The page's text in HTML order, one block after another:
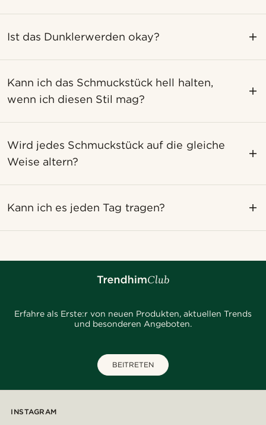
Ist das Dunklerwerden okay?
Kann ich das Schmuckstück hell halten,
wenn ich diesen Stil mag?
Wird jedes Schmuckstück auf die gleiche
Weise altern?
Kann ich es jeden Tag tragen?
Erfahre als Erste:r von neuen Produkten, aktuellen Trends
und besonderen Angeboten.
BEITRETEN
INSTAGRAM